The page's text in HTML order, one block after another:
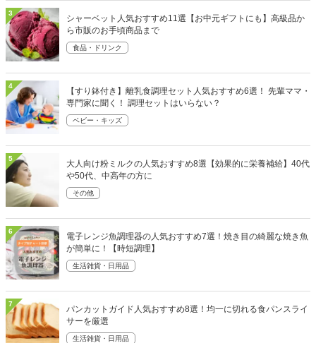
3
シャーベット人気おすすめ11選【お中元ギフトにも】高級品か
ら市販のお手頃商品まで
食品・ドリンク
4
【すり鉢付き】離乳食調理セット人気おすすめ6選！ 先輩ママ・
専門家に聞く！ 調理セットはいらない？
ベビー・キッズ
5
大人向け粉ミルクの人気おすすめ8選【効果的に栄養補給】40代
や50代、中高年の方に
その他
6
電子レンジ魚調理器の人気おすすめ7選！焼き目の綺麗な焼き魚
が簡単に！【時短調理】
生活雑貨・日用品
7
パンカットガイド人気おすすめ8選！均一に切れる食パンスライ
サーを厳選
生活雑貨・日用品